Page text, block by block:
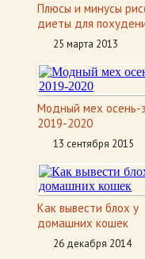
Плюсы и минусы
диеты для
25 марта 2013
Модный мех осень-
2019-2020
13 сентября 2015
Как вывести блох у
домашних кошек
26 декабря 2014